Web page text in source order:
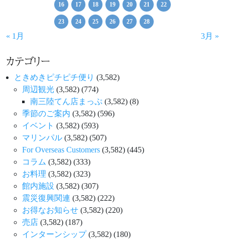
16 17 18 19 20 21 22
23 24 25 26 27 28
« 1月 3月 »
カテゴリー
ときめきピチピチ便り (3,582)
周辺観光 (3,582) (774)
南三陸てん店まっぷ (3,582) (8)
季節のご案内 (3,582) (596)
イベント (3,582) (593)
マリンパル (3,582) (507)
For Overseas Customers (3,582) (445)
コラム (3,582) (333)
お料理 (3,582) (323)
館内施設 (3,582) (307)
震災復興関連 (3,582) (222)
お得なお知らせ (3,582) (220)
売店 (3,582) (187)
インターンシップ(3,582) (180)